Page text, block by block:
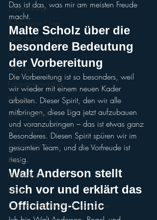
Cheerleading
Performance Cheer
Sport Austria Finals
ÖCCV
ORF Sport+
Europameisterschaft
Playoffs
Ladies Football
Hall of Fame
Vikings abroad
IFAF.tv
Flagfootball
Finale
Olypische Spiele 2028 Los Angeles
Das ist das, was mir am meisten Freude
macht.
Malte Scholz über die
besondere Bedeutung
der Vorbereitung
Die Vorbereitung ist so besonders, weil
wir wieder mit einem neuen Kader
arbeiten. Dieser Spirit, den wir alle
mitbringen, diese Liga jetzt aufzubauen
und voranzubringen – das ist etwas ganz
Besonderes. Diesen Spirit spüren wir im
gesamten Team, und die Vorfreude ist
riesig.
Walt Anderson stellt
sich vor und erklärt das
Officiating-Clinic